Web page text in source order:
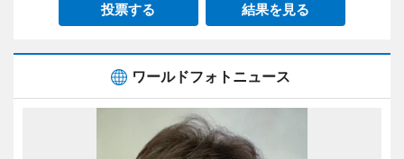
投票する 結果を見る
ワールドフォトニュース